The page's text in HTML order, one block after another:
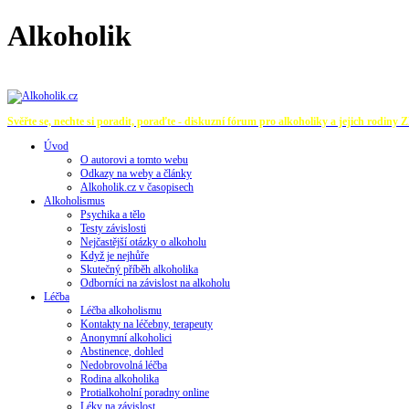
Alkoholik
Svěřte se, nechte si poradit, poraďte - diskuzní fórum pro alkoholiky a jejich rodiny
Úvod
O autorovi a tomto webu
Odkazy na weby a články
Alkoholik.cz v časopisech
Alkoholismus
Psychika a tělo
Testy závislosti
Nejčastější otázky o alkoholu
Když je nejhůře
Skutečný příběh alkoholika
Odborníci na závislost na alkoholu
Léčba
Léčba alkoholismu
Kontakty na léčebny, terapeuty
Anonymní alkoholici
Abstinence, dohled
Nedobrovolná léčba
Rodina alkoholika
Protialkoholní poradny online
Léky na závislost